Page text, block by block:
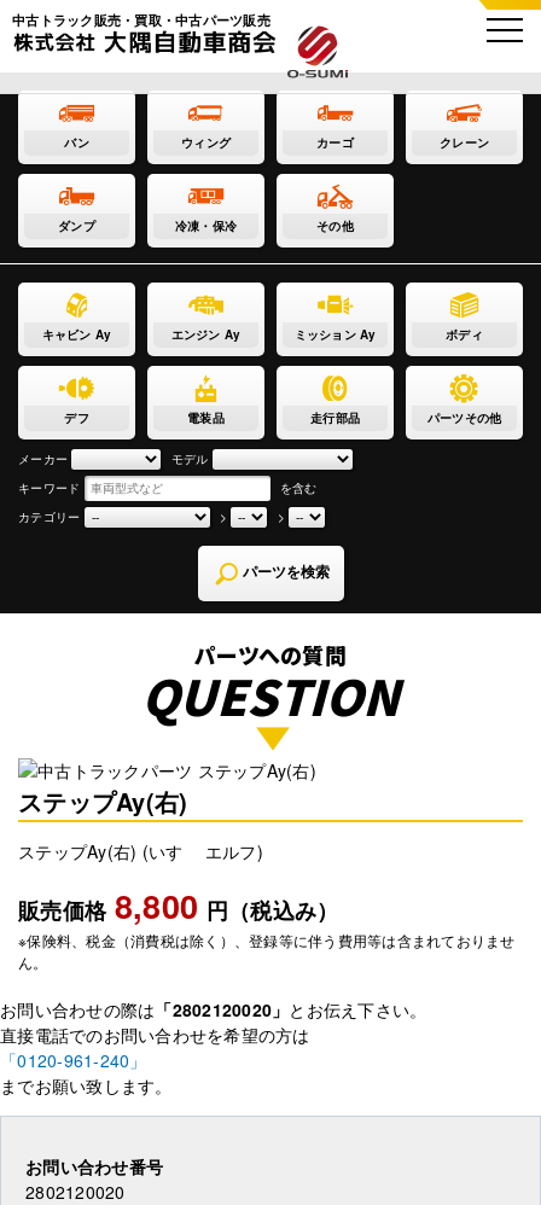
中古トラック販売・買取・中古パーツ販売
バン ウィング カーゴ クレーン
ダンプ 冷凍・保冷 その他
キャビン Ay エンジン Ay ミッション Ay ボディ
デフ 電装品 走行部品 パーツその他
メーカー
モデル
キーワード
を含む
カテゴリー
> >
パーツを検索
パーツへの質問
QUESTION
ステップAy(右)
ステップAy(右) (いすゞ エルフ)
販売価格 8,800 円（税込み）
※保険料、税金（消費税は除く）、登録等に伴う費用等は含まれておりませ
ん。
お問い合わせの際は 「2802120020」 とお伝え下さい。
直接電話でのお問い合わせを希望の方は
「0120-961-240」
までお願い致します。
お問い合わせ番号
2802120020